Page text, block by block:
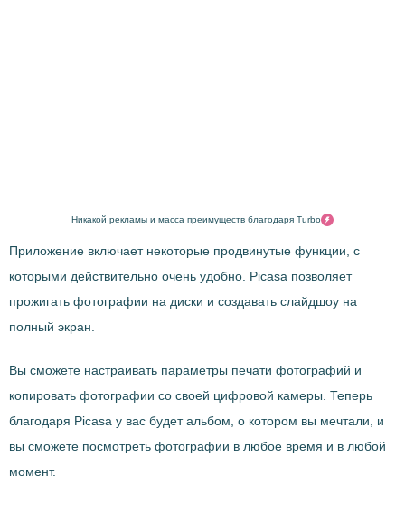
Никакой рекламы и масса преимуществ благодаря Turbo
Приложение включает некоторые продвинутые функции, с
которыми действительно очень удобно. Picasa позволяет
прожигать фотографии на диски и создавать слайдшоу на
полный экран.
Вы сможете настраивать параметры печати фотографий и
копировать фотографии со своей цифровой камеры. Теперь
благодаря Picasa у вас будет альбом, о котором вы мечтали, и
вы сможете посмотреть фотографии в любое время и в любой
момент.